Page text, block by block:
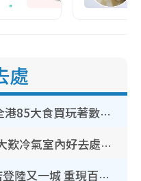
處
【8月生日優惠2026】全港85大食買玩著數攻略 自助餐/火鍋放題同行免費＋誠品/DONKI送現金券
香港室內好去處｜逾35大歎冷氣室內好去處推介 室內活動免費避雨無懼落雨
小熊維尼100週年快閃店登陸又一城 重現百畝森林經典場景／獨家限定盲盒登場／專屬DIY香水